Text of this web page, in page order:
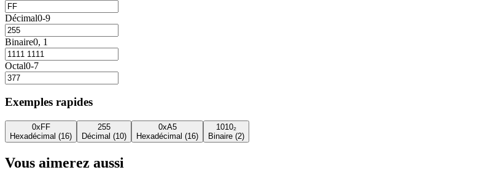
Décimal0-9
Binaire0, 1
Octal0-7
Exemples rapides
0xFF
Hexadécimal (16)
255
Décimal (10)
0xA5
Hexadécimal (16)
1010₂
Binaire (2)
Vous aimerez aussi